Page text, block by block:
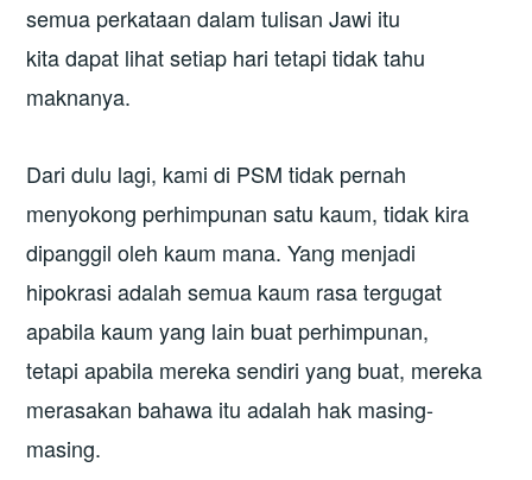
semua perkataan dalam tulisan Jawi itu
kita dapat lihat setiap hari tetapi tidak tahu
maknanya.
Dari dulu lagi, kami di PSM tidak pernah
menyokong perhimpunan satu kaum, tidak kira
dipanggil oleh kaum mana. Yang menjadi
hipokrasi adalah semua kaum rasa tergugat
apabila kaum yang lain buat perhimpunan,
tetapi apabila mereka sendiri yang buat, mereka
merasakan bahawa itu adalah hak masing-
masing.